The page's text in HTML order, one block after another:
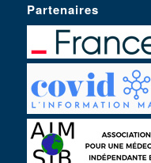
Partenaires